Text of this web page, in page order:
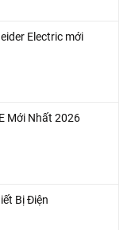
Electric mới
Mới Nhất 2026
Bị Điện